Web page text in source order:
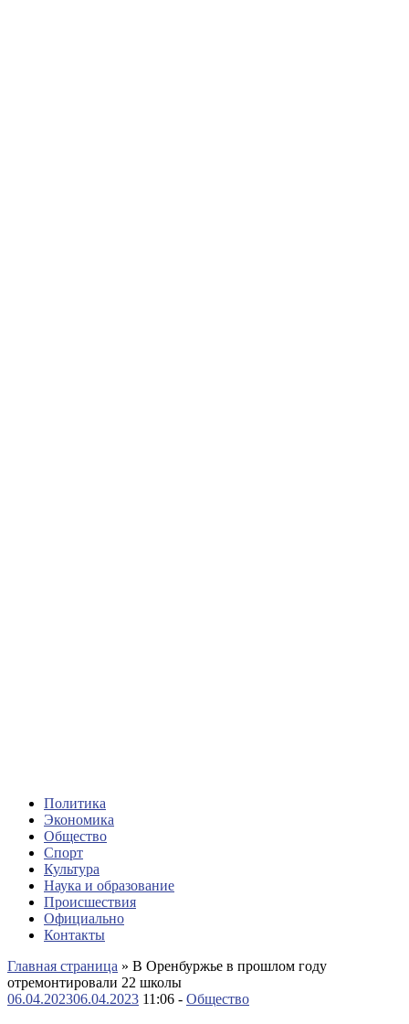
Политика
Экономика
Общество
Спорт
Культура
Наука и образование
Происшествия
Официально
Контакты
Главная страница » В Оренбуржье в прошлом году
отремонтировали 22 школы
06.04.202306.04.2023 11:06 - Общество